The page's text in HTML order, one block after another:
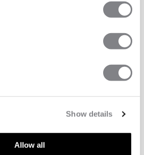
Show details
Allow all
ASPEKTE